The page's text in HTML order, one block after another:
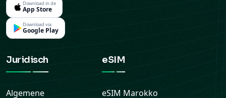
Download in de
App Store
Download via
Google Play
Juridisch
Algemene
eSIM
eSIM Marokko